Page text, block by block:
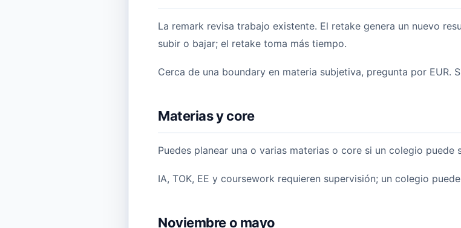
La remark revisa trabajo existente. El retake genera un nuevo
subir o bajar; el retake toma más tiempo.
Cerca de una boundary en materia subjetiva, pregunta por EUR.
Materias y core
Puedes planear una o varias materias o core si un colegio puede
IA, TOK, EE y coursework requieren supervisión; un colegio
Noviembre o mayo